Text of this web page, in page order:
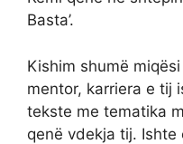
Basta’.
Kishim shumë
mentor, karriera e tij
tekste me tematika
qenë vdekja tij. Ishte